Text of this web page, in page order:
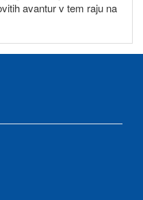
avantur v tem raju na